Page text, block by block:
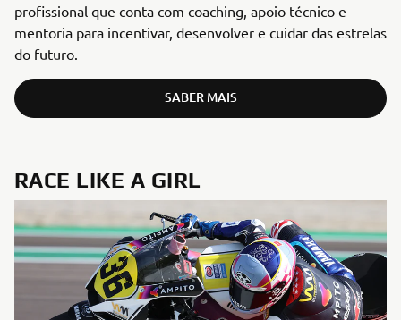
profissional que conta com coaching, apoio técnico e
mentoria para incentivar, desenvolver e cuidar das estrelas
do futuro.
SABER MAIS
RACE LIKE A GIRL